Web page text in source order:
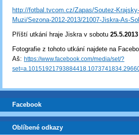
http://fotbal.tvcom.cz/Zapas/Soutez-
Muzi/Sezona-2012-2013/21007-Jiskra-As-
Příští utkání hraje Jiskra v sobotu 25
Fotografie z tohoto utkání najdete na
Aš: https://www.facebook.com/media/set/?
Facebook
Oblíbené odkazy